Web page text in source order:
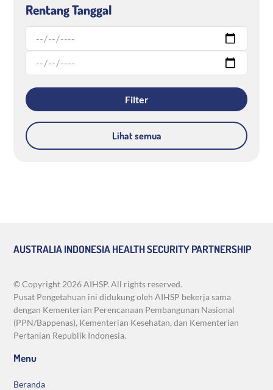
Rentang Tanggal
Lihat semua
AUSTRALIA INDONESIA HEALTH SECURITY PARTNERSHIP
© Copyright 2026 AIHSP. All rights reserved.
Pusat Pengetahuan ini didukung oleh AIHSP bekerja sama
dengan Kementerian Perencanaan Pembangunan Nasional
(PPN/Bappenas), Kementerian Kesehatan, dan Kementerian
Pertanian Republik Indonesia.
Menu
Beranda